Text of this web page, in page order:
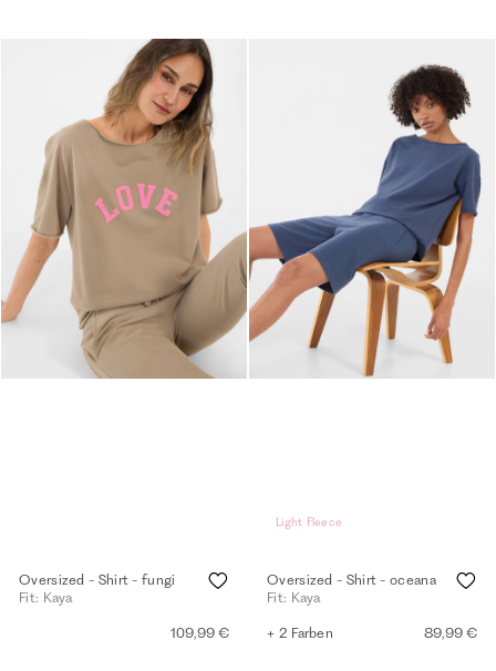
Oversized - Shirt - fungi
Fit: Kaya
109,99 €
Light Fleece
Oversized - Shirt - oceana
Fit: Kaya
+ 2 Farben 89,99 €